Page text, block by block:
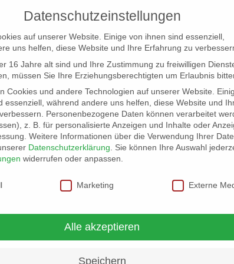
LOCATION SCOUT ELB-LOCATION: PANORAMA
Flair
Datenschutzeinstellungen
auf unserer Website. Einige von ihnen sind essenziell,
uns helfen, diese Website und Ihre Erfahrung zu
16 Jahre alt sind und Ihre Zustimmung zu freiwilligen
müssen Sie Ihre Erziehungsberechtigten um Erlaubnis
Cookies und andere Technologien auf unserer Website.
essenziell, während andere uns helfen, diese Website und
Personenbezogene Daten können verarbeitet
z. B. für personalisierte Anzeigen und Inhalte oder
Weitere Informationen über die Verwendung Ihrer
Datenschutzerklärung
Sie können Ihre Auswahl
widerrufen oder anpassen.
Marketing Externe
Alle akzeptieren
Speichern